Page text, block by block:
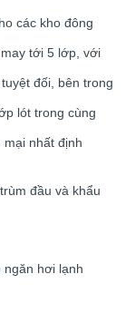
các kho đông
tới 5 lớp, với
đối, bên trong
lót trong cùng
nhất định
đầu và khẩu
hơi lạnh